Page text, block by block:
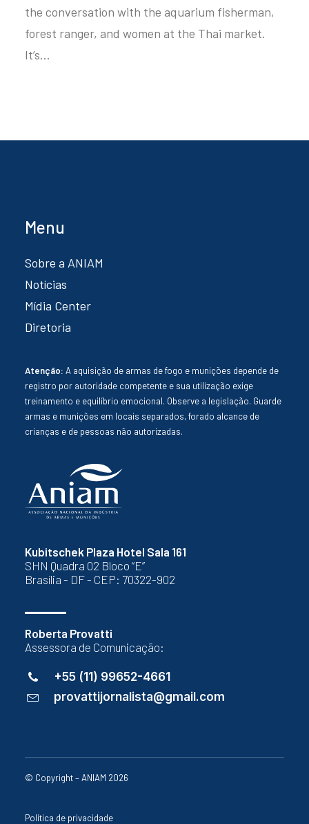
the conversation with the aquarium fisherman,
forest ranger, and women at the Thai market.
It’s…
Kubitschek Plaza Hotel Sala 161
SHN Quadra 02 Bloco “E”
Brasília - DF - CEP: 70322-902
Roberta Provatti
Assessora de Comunicação:
+55 (11) 99652-4661
provattijornalista@gmail.com
Menu
Sobre a ANIAM
Notícias
Mídia Center
Diretoria
Atenção: A aquisição de armas de fogo e munições depende de
registro por autoridade competente e sua utilização exige
treinamento e equilíbrio emocional. Observe a legislação. Guarde
armas e munições em locais separados, forado alcance de
crianças e de pessoas não autorizadas.
© Copyright – ANIAM 2026
Política de privacidade